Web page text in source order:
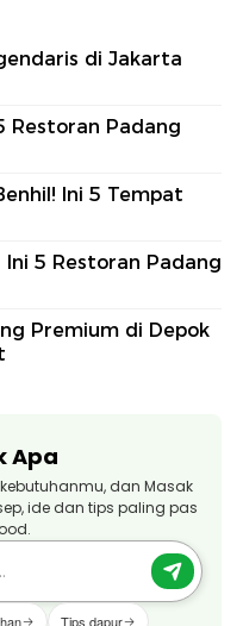
di Jakarta
Restoran Padang
Ini 5 Tempat
Ini 5 Restoran Padang
Premium di Depok
Apa
dan Masak
ide dan tips paling pas
Tips dapur